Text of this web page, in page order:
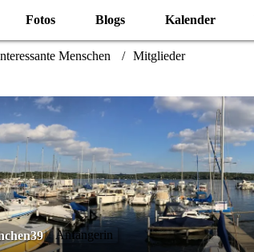
Fotos Blogs Kalender
Menschen Mitglieder
Anfängerin